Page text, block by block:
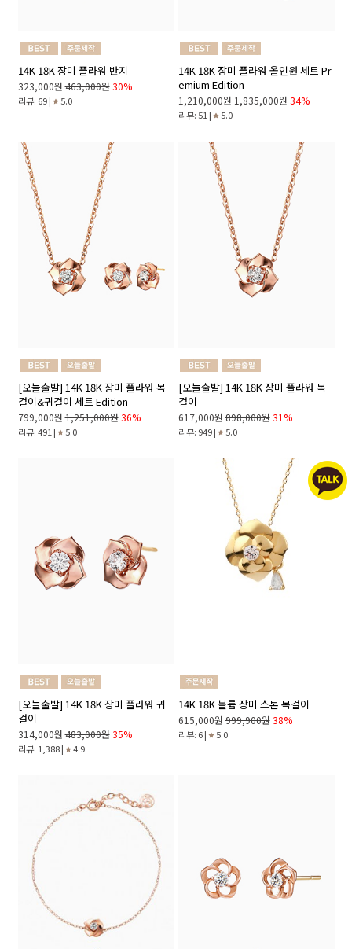
14K 18K 장미 플라워 반지
323,000원 463,000원 30%
리뷰: 69 | 5.0
14K 18K 장미 플라워 올인원 세트 Pr
emium Edition
1,210,000원 1,835,000원 34%
리뷰: 51 | 5.0
[오늘출발] 14K 18K 장미 플라워 목
걸이&귀걸이 세트 Edition
799,000원 1,251,000원 36%
리뷰: 491 | 5.0
[오늘출발] 14K 18K 장미 플라워 목
걸이
617,000원 898,000원 31%
리뷰: 949 | 5.0
[오늘출발] 14K 18K 장미 플라워 귀
걸이
314,000원 483,000원 35%
리뷰: 1,388 | 4.9
14K 18K 볼륨 장미 스톤 목걸이
615,000원 999,900원 38%
리뷰: 6 | 5.0